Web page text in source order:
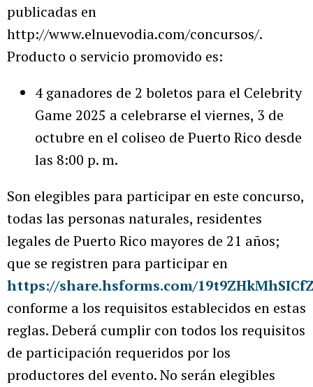
publicadas en
http://www.elnuevodia.com/concursos/.
Producto o servicio promovido es:
4 ganadores de 2 boletos para el Celebrity
Game 2025 a celebrarse el viernes, 3 de
octubre en el coliseo de Puerto Rico desde
las 8:00 p. m.
Son elegibles para participar en este concurso,
todas las personas naturales, residentes
legales de Puerto Rico mayores de 21 años;
que se registren para participar en
https://share.hsforms.com/
conforme a los requisitos establecidos en estas
reglas. Deberá cumplir con todos los requisitos
de participación requeridos por los
productores del evento. No serán elegibles